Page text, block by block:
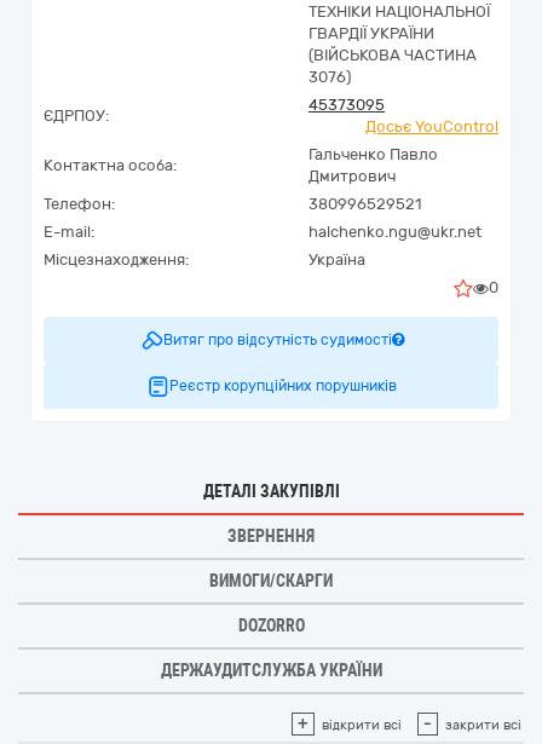
ТЕХНІКИ НАЦІОНАЛЬНОЇ
ГВАРДІЇ УКРАЇНИ
(ВІЙСЬКОВА ЧАСТИНА
3076)
ЄДРПОУ:
45373095
Досьє YouControl
Контактна особа:
Гальченко Павло
Дмитрович
Телефон:
380996529521
E-mail:
halchenko.ngu@ukr.net
Місцезнаходження:
Україна
0
Витяг про відсутність судимості
Реєстр корупційних порушників
ДЕТАЛІ ЗАКУПІВЛІ
ЗВЕРНЕННЯ
ВИМОГИ/СКАРГИ
DOZORRO
ДЕРЖАУДИТСЛУЖБА УКРАЇНИ
+ відкрити всі - закрити всі